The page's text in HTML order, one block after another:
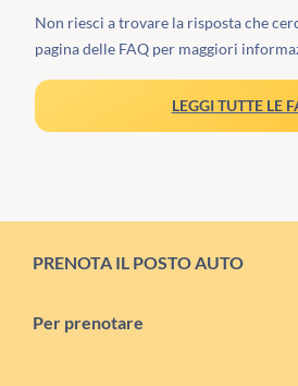
Non riesci a trovare la risposta che
pagina delle FAQ per maggiori
LEGGI TUTTE LE
PRENOTA IL POSTO AUTO
Per prenotare